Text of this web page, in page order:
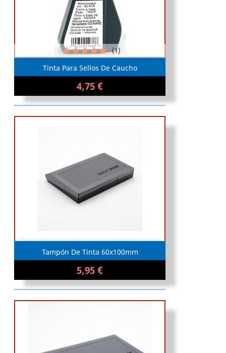
Tinta Para Sellos De Caucho
4,75 €
(1)
Tampón De Tinta 60x100mm
5,95 €